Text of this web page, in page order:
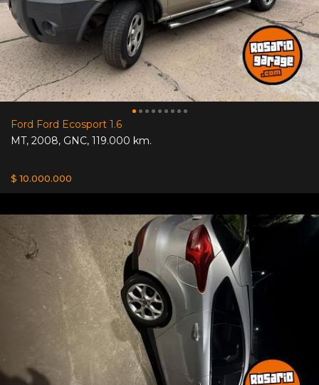
Ford Ford Ecosport 1.6
MT, 2008, GNC, 119.000 km.
$ 10.000.000